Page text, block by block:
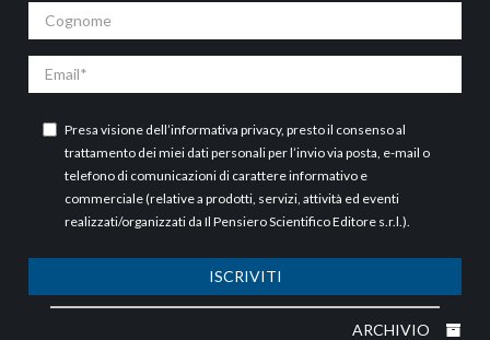
Cognome
Email
Presa visione dell’informativa privacy, presto il consenso al
trattamento dei miei dati personali per l’invio via posta, e-mail o
telefono di comunicazioni di carattere informativo e
commerciale (relative a prodotti, servizi, attività ed eventi
realizzati/organizzati da Il Pensiero Scientifico Editore s.r.l.).
ISCRIVITI
ARCHIVIO